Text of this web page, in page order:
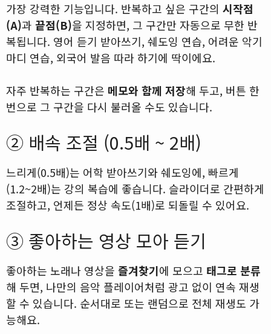
가장 강력한 기능입니다. 반복하고 싶은 구간의 시작점
(A)과 끝점(B)을 지정하면, 그 구간만 자동으로 무한 반
복됩니다. 영어 듣기 받아쓰기, 쉐도잉 연습, 어려운 악기
마디 연습, 외국어 발음 따라 하기에 딱이에요.
자주 반복하는 구간은 메모와 함께 저장해 두고, 버튼 한
번으로 그 구간을 다시 불러올 수도 있습니다.
② 배속 조절 (0.5배 ~ 2배)
느리게(0.5배)는 어학 받아쓰기와 쉐도잉에, 빠르게
(1.2~2배)는 강의 복습에 좋습니다. 슬라이더로 간편하게
조절하고, 언제든 정상 속도(1배)로 되돌릴 수 있어요.
③ 좋아하는 영상 모아 듣기
좋아하는 노래나 영상을 즐겨찾기에 모으고 태그로 분류
해 두면, 나만의 음악 플레이어처럼 광고 없이 연속 재생
할 수 있습니다. 순서대로 또는 랜덤으로 전체 재생도 가
능해요.